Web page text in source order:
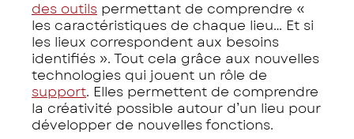
des outils permettant de comprendre «
les caractéristiques de chaque lieu… Et si
les lieux correspondent aux besoins
identifiés ». Tout cela grâce aux nouvelles
technologies qui jouent un rôle de
support. Elles permettent de comprendre
la créativité possible autour d’un lieu pour
développer de nouvelles fonctions.